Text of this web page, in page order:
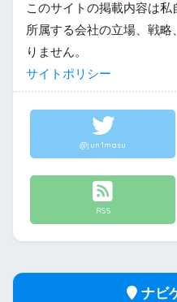
このサイトの掲載内容は
所属する会社の立場、戦
りません。
サイトポリシー
@jun1masu
RSS
ナビ